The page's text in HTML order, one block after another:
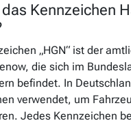
Kennzeichen
„HGN“ ist der
die sich im
befindet. In
verwendet, um
Jedes Kennzeichen